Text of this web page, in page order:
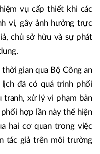
vụ cấp thiết khi các
vi, gây ảnh hưởng trực
chủ sở hữu và sự phát
gian qua Bộ Công an
đã có quá trình phối
tranh, xử lý vi phạm bản
hợp lần này thể hiện
hai cơ quan trong việc
tác giả trên môi trường